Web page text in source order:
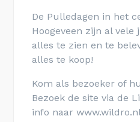
De Pulledagen in het
Hoogeveen zijn al vele
alles te zien en te
alles te koop!
Kom als bezoeker of
Bezoek de site via de
info naar www.wildro.nl